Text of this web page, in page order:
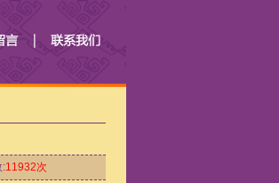
:11932次